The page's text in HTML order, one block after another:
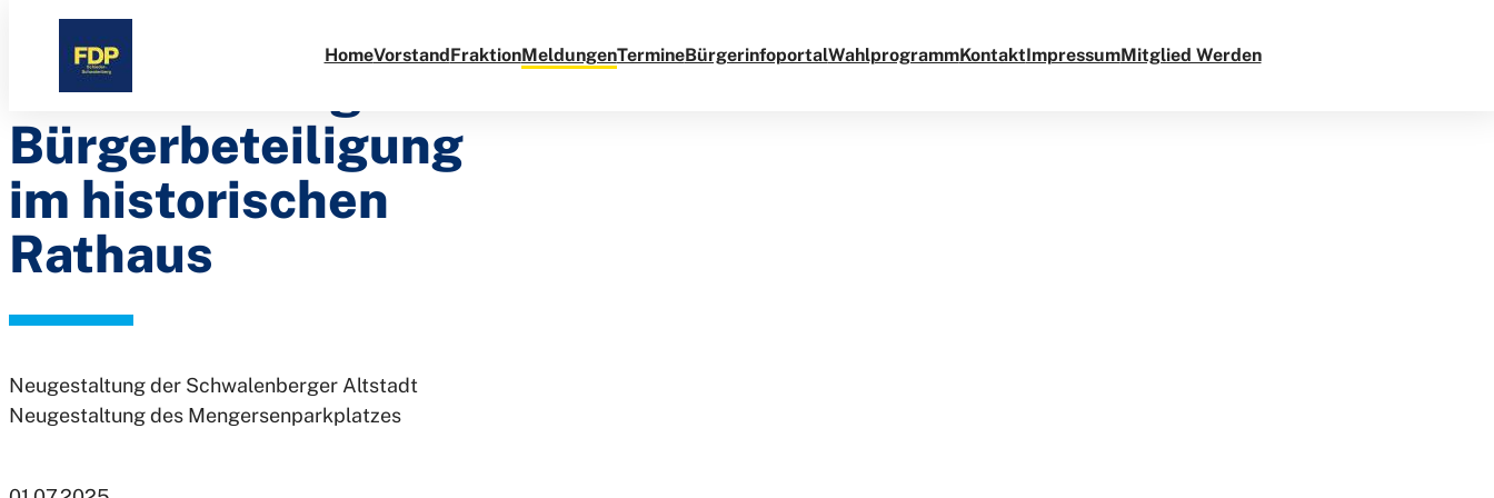
Direkt
HomeVorstandFraktionMeldungenTermineBürgerinfoportalWahlprogrammKontaktImpressumMitglied Werden
ISEK
Schwalenberg -
Bürgerbeteiligung
im historischen
Rathaus
Neugestaltung der Schwalenberger Altstadt
Neugestaltung des Mengersenparkplatzes